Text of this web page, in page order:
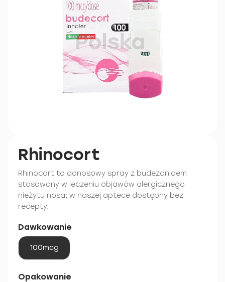
Rhinocort
Rhinocort to donosowy spray z budezonidem
stosowany w leczeniu objawów alergicznego
nieżytu nosa; w naszej aptece dostępny bez
recepty.
Dawkowanie
100mcg
Opakowanie